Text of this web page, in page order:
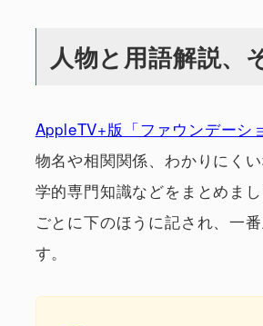
人物と用語解説、
AppleTV+版「ファウンデーシ
物名や相関関係、わかりにく
学的専門知識などをまとめま
ごとに下のほうに記され、一
す。